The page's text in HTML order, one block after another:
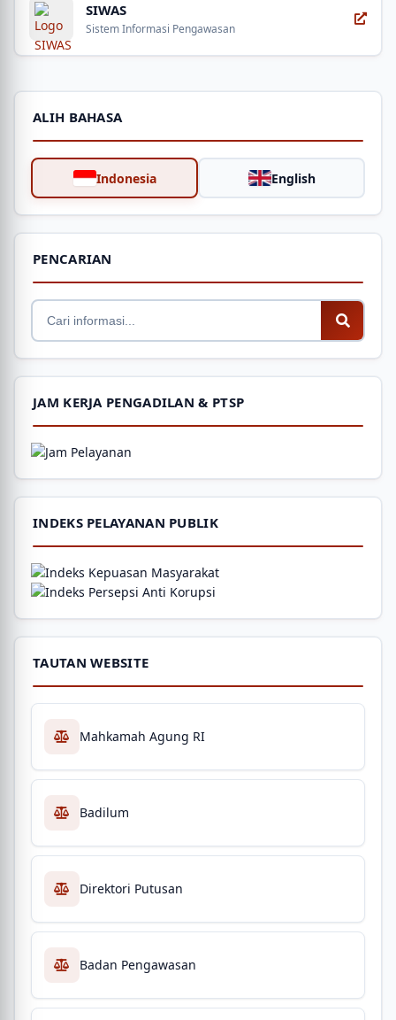
SIWAS
Sistem Informasi Pengawasan
ALIH BAHASA
Indonesia English
PENCARIAN
JAM KERJA PENGADILAN & PTSP
INDEKS PELAYANAN PUBLIK
TAUTAN WEBSITE
Mahkamah Agung RI
Badilum
Direktori Putusan
Badan Pengawasan